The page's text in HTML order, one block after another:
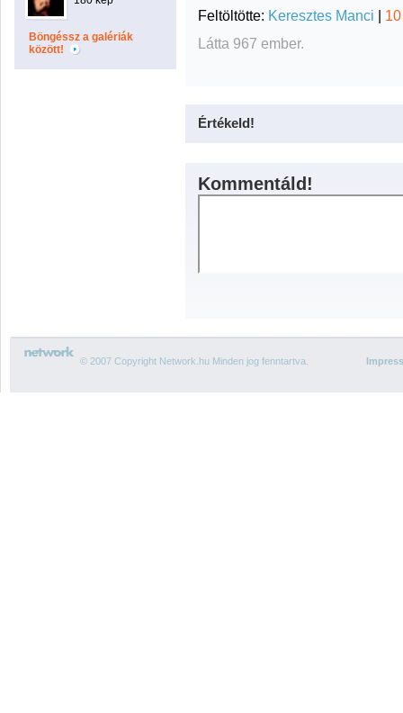
Böngéssz a galériák
között!
Feltöltötte: Keresztes Manci |
Látta 967 ember.
Értékeld!
Kommentáld!
© 2007 Copyright Network.hu Minden jog fenntartva.